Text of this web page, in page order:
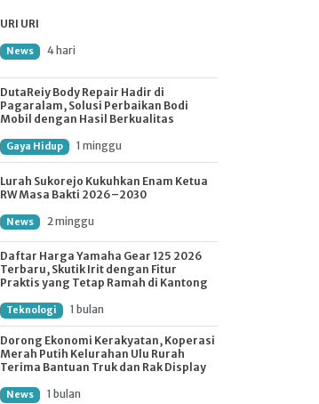
URI URI
News 4 hari
DutaReiy Body Repair Hadir di
Pagaralam, Solusi Perbaikan Bodi
Mobil dengan Hasil Berkualitas
Gaya Hidup 1 minggu
Lurah Sukorejo Kukuhkan Enam Ketua
RW Masa Bakti 2026–2030
News 2 minggu
Daftar Harga Yamaha Gear 125 2026
Terbaru, Skutik Irit dengan Fitur
Praktis yang Tetap Ramah di Kantong
Teknologi 1 bulan
Dorong Ekonomi Kerakyatan, Koperasi
Merah Putih Kelurahan Ulu Rurah
Terima Bantuan Truk dan Rak Display
News 1 bulan